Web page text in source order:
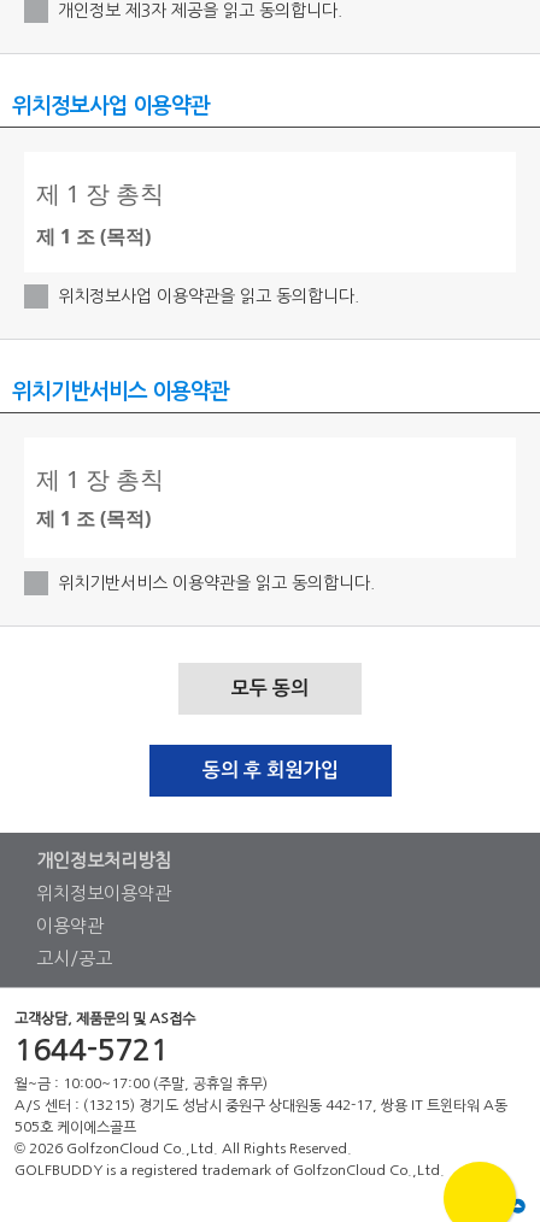
개인정보 제3자 제공을 읽고 동의합니다.
위치정보사업 이용약관
위치정보사업 이용약관을 읽고 동의합니다.
위치기반서비스 이용약관
위치기반서비스 이용약관을 읽고 동의합니다.
모두 동의
동의 후 회원가입
개인정보처리방침
위치정보이용약관
이용약관
고시/공고
고객상담, 제품문의 및 AS접수
1644-5721
월~금 : 10:00~17:00 (주말, 공휴일 휴무)
A/S 센터 : (13215) 경기도 성남시 중원구 상대원동 442-17, 쌍용 IT 트윈타워 A동
505호 케이에스골프
© 2026 GolfzonCloud Co.,Ltd. All Rights Reserved.
GOLFBUDDY is a registered trademark of GolfzonCloud Co.,Ltd.